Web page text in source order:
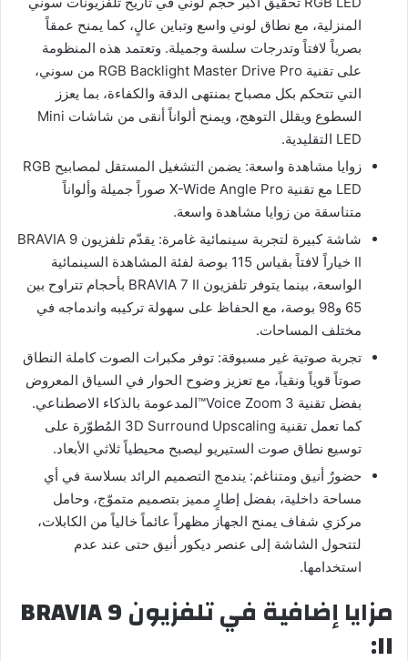
المنزلية، مع نطاق لوني واسع وتباين عالٍ، كما يمنح عمقاً
بصرياً لافتاً وتدرجات سلسة وجميلة. وتعتمد هذه المنظومة
على تقنية RGB Backlight Master Drive Pro من سوني،
التي تتحكم بكل مصباح بمنتهى الدقة والكفاءة، بما يعزز
السطوع ويقلل التوهج، ويمنح ألواناً أنقى من شاشات Mini
LED التقليدية.
زوايا مشاهدة واسعة: يضمن التشغيل المستقل لمصابيح RGB
LED مع تقنية X-Wide Angle Pro صوراً جميلة وألواناً
متناسقة من زوايا مشاهدة واسعة.
شاشة كبيرة لتجربة سينمائية غامرة: يقدّم تلفزيون BRAVIA 9
II خياراً لافتاً بقياس 115 بوصة لفئة المشاهدة السينمائية
الواسعة، بينما يتوفر تلفزيون BRAVIA 7 II بأحجام تتراوح بين
65 و98 بوصة، مع الحفاظ على سهولة تركيبه واندماجه في
مختلف المساحات.
تجربة صوتية غير مسبوقة: توفر مكبرات الصوت كاملة النطاق
صوتاً قوياً ونقياً، مع تعزيز وضوح الحوار في السياق المعروض
بفضل تقنية Voice Zoom 3™المدعومة بالذكاء الاصطناعي.
كما تعمل تقنية 3D Surround Upscaling المُطوّرة على
توسيع نطاق صوت الستيريو ليصبح محيطياً ثلاثي الأبعاد.
حضورٌ أنيق ومتناغم: يندمج التصميم الرائد بسلاسة في أي
مساحة داخلية، بفضل إطارٍ مميز بتصميم متموّج، وحامل
مركزي شفاف يمنح الجهاز مظهراً عائماً خالياً من الكابلات،
لتتحول الشاشة إلى عنصر ديكور أنيق حتى عند عدم
استخدامها.
مزايا إضافية في تلفزيون BRAVIA 9
II: